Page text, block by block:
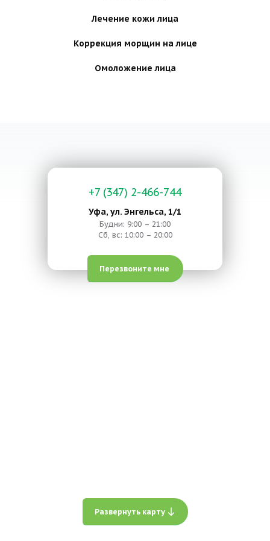
Лечение кожи лица
Коррекция морщин на лице
Омоложение лица
+7 (347) 2-466-744
Уфа, ул. Энгельса, 1/1
Будни: 9:00 – 21:00
Сб, вс: 10:00 – 20:00
Перезвоните мне
Развернуть карту